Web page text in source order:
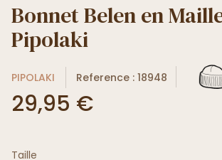
Bonnet Belen en
Pipolaki
PIPOLAKI Reference : 18948
29,95 €
Taille